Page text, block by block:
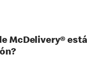
McDelivery® está